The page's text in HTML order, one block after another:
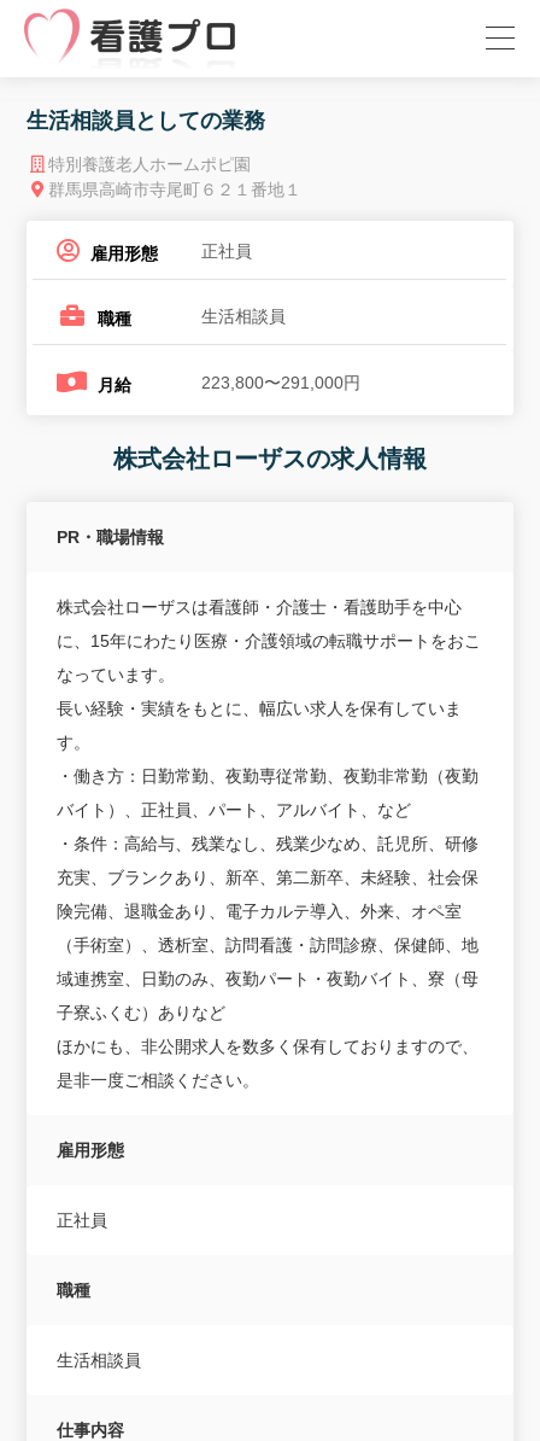
生活相談員としての業務
特別養護老人ホームポピ園
群馬県高崎市寺尾町６２１番地１
雇用形態 正社員
職種 生活相談員
月給 223,800〜291,000円
株式会社ローザスの求人情報
PR・職場情報
株式会社ローザスは看護師・介護士・看護助手を中心
に、15年にわたり医療・介護領域の転職サポートをおこ
なっています。
長い経験・実績をもとに、幅広い求人を保有していま
す。
・働き方：日勤常勤、夜勤専従常勤、夜勤非常勤（夜勤
バイト）、正社員、パート、アルバイト、など
・条件：高給与、残業なし、残業少なめ、託児所、研修
充実、ブランクあり、新卒、第二新卒、未経験、社会保
険完備、退職金あり、電子カルテ導入、外来、オペ室
（手術室）、透析室、訪問看護・訪問診療、保健師、地
域連携室、日勤のみ、夜勤パート・夜勤バイト、寮（母
子寮ふくむ）ありなど
ほかにも、非公開求人を数多く保有しておりますので、
是非一度ご相談ください。
雇用形態
正社員
職種
生活相談員
仕事内容